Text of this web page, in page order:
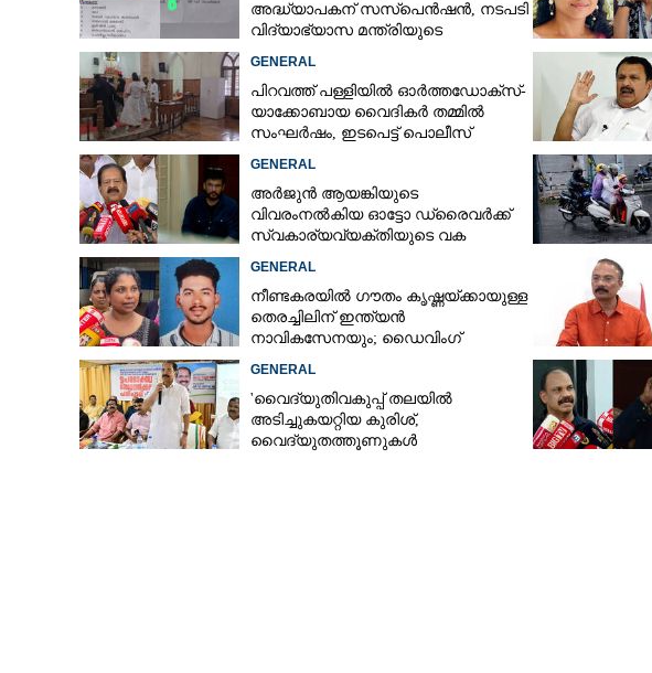
അദ്ധ്യാപകന് സസ്‌പെൻഷൻ, നടപടി
വിദ്യാഭ്യാസ മന്ത്രിയുടെ
GENERAL
പിറവത്ത് പള്ളിയിൽ ഓർത്തഡോക്സ്-
യാക്കോബായ വൈദികർ തമ്മിൽ
സംഘർഷം, ഇടപെട്ട് പൊലീസ്
GENERAL
അർജുൻ ആയങ്കിയുടെ
വിവരംനൽകിയ ഓട്ടോ ഡ്രൈവർക്ക്
സ്വകാര്യവ്യക്തിയുടെ വക
GENERAL
നീണ്ടകരയിൽ ഗൗതം കൃഷ്ണയ്ക്കായുള്ള
തെരച്ചിലിന് ഇന്ത്യൻ
നാവികസേനയും; ഡൈവിംഗ്
GENERAL
'വൈദ്യുതിവകുപ്പ് തലയിൽ
അടിച്ചുകയറ്റിയ കുരിശ്‌,
വൈദ്യുതത്തൂണുകൾ
മുഖ്യമന്ത്രി ചർച്ച :ഖാർഗെയെ
കെ.സുധാകരൻ